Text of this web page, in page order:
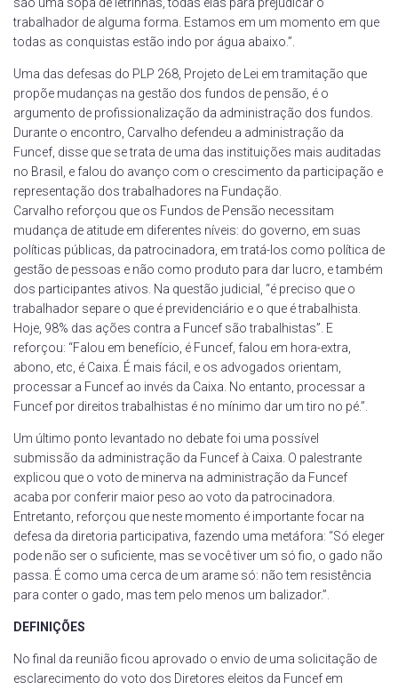
são uma sopa de letrinhas, todas elas para prejudicar o
trabalhador de alguma forma. Estamos em um momento em que
todas as conquistas estão indo por água abaixo.”.
Uma das defesas do PLP 268, Projeto de Lei em tramitação que
propõe mudanças na gestão dos fundos de pensão, é o
argumento de profissionalização da administração dos fundos.
Durante o encontro, Carvalho defendeu a administração da
Funcef, disse que se trata de uma das instituições mais auditadas
no Brasil, e falou do avanço com o crescimento da participação e
representação dos trabalhadores na Fundação.
Carvalho reforçou que os Fundos de Pensão necessitam
mudança de atitude em diferentes níveis: do governo, em suas
políticas públicas, da patrocinadora, em tratá-los como política de
gestão de pessoas e não como produto para dar lucro, e também
dos participantes ativos. Na questão judicial, “é preciso que o
trabalhador separe o que é previdenciário e o que é trabalhista.
Hoje, 98% das ações contra a Funcef são trabalhistas”. E
reforçou: “Falou em benefício, é Funcef, falou em hora-extra,
abono, etc, é Caixa. É mais fácil, e os advogados orientam,
processar a Funcef ao invés da Caixa. No entanto, processar a
Funcef por direitos trabalhistas é no mínimo dar um tiro no pé.”.
Um último ponto levantado no debate foi uma possível
submissão da administração da Funcef à Caixa. O palestrante
explicou que o voto de minerva na administração da Funcef
acaba por conferir maior peso ao voto da patrocinadora.
Entretanto, reforçou que neste momento é importante focar na
defesa da diretoria participativa, fazendo uma metáfora: “Só eleger
pode não ser o suficiente, mas se você tiver um só fio, o gado não
passa. É como uma cerca de um arame só: não tem resistência
para conter o gado, mas tem pelo menos um balizador.”.
DEFINIÇÕES
No final da reunião ficou aprovado o envio de uma solicitação de
esclarecimento do voto dos Diretores eleitos da Funcef em